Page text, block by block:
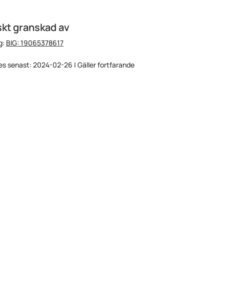
granskad av
: BIG: 19065378617
senast: 2024-02-26 | Gäller fortfarande